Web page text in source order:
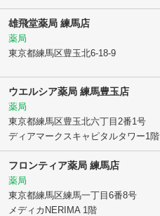
雄飛堂薬局 練馬店
薬局
東京都練馬区豊玉北6-18-9
ウエルシア薬局 練馬豊玉店
薬局
東京都練馬区豊玉北六丁目2番1号
ディアマークスキャピタルタワー1階
フロンティア薬局 練馬店
薬局
東京都練馬区練馬一丁目6番8号
メディカNERIMA 1階